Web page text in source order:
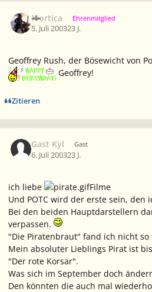
Mortica Ehrenmitglied
5. Juli 200323 J.
Geoffrey Rush, der Bösewicht von
Geoffrey!
Zitieren
Gast Kyl Gast
6. Juli 200323 J.
ich liebe
Filme
Und POTC wird der erste sein, den
Bei den beiden Hauptdarstellern
verpassen.
"Die Piratenbraut" fand ich nicht so
Mein absoluter Lieblings Pirat ist
"Der rote Korsar".
Was sich im September doch
Den könnten die auch mal